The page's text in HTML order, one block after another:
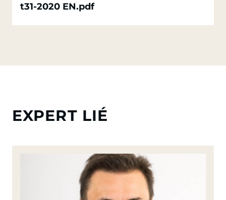
t31-2020 EN.pdf
EXPERT LIÉ